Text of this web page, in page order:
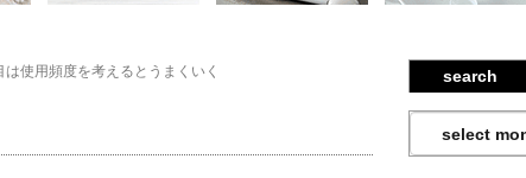
使用頻度を考えるとうまくいく search